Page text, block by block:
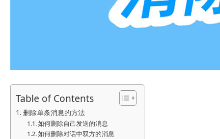
Table of Contents
删除单条消息的方法
如何删除自己发送的消息
如何删除对话中双方的消息